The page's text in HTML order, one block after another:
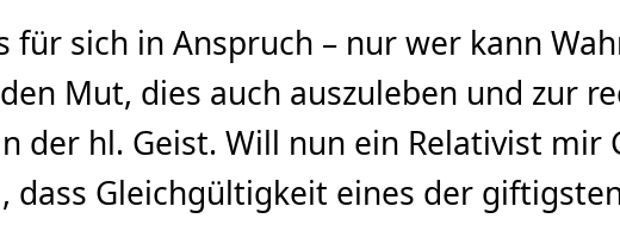
für sich in Anspruch – nur wer kann
Mut, dies auch auszuleben und zur
der hl. Geist. Will nun ein Relativist mir
dass Gleichgültigkeit eines der